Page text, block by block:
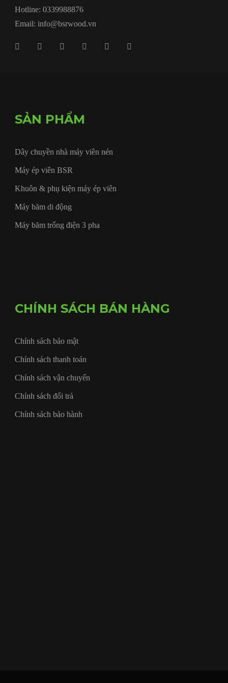
Hotline: 0339988876
Email: info@bsrwood.vn
SẢN PHẨM
Dây chuyền nhà máy viên nén
Máy ép viên BSR
Khuôn & phụ kiện máy ép viên
Máy băm di động
Máy băm trống điện 3 pha
CHÍNH SÁCH BÁN HÀNG
Chính sách bảo mật
Chính sách thanh toán
Chính sách vận chuyển
Chính sách đổi trả
Chính sách bảo hành